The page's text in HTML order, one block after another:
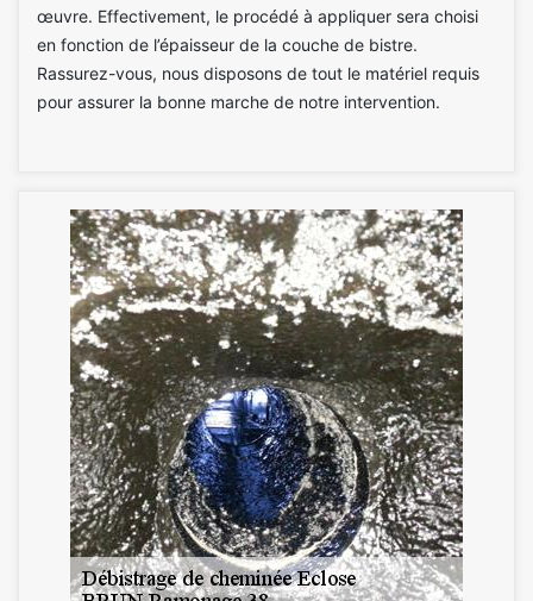
œuvre. Effectivement, le procédé à appliquer sera choisi
en fonction de l’épaisseur de la couche de bistre.
Rassurez-vous, nous disposons de tout le matériel requis
pour assurer la bonne marche de notre intervention.